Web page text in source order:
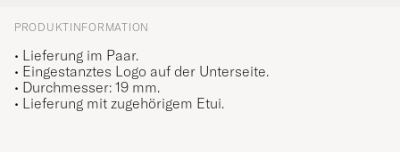
PRODUKTINFORMATION
• Lieferung im Paar.
• Eingestanztes Logo auf der Unterseite.
• Durchmesser: 19 mm.
• Lieferung mit zugehörigem Etui.